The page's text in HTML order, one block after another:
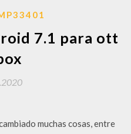
7.1 para ott
muchas cosas, entre